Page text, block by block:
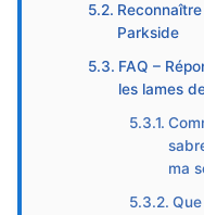
Parkside
FAQ –
les lames
ma